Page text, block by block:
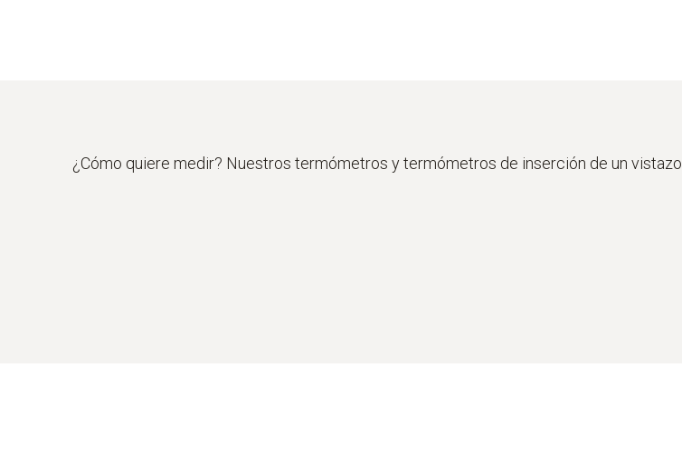
¿Cómo quiere medir? Nuestros termómetros y termómetros de inserción de un vistazo